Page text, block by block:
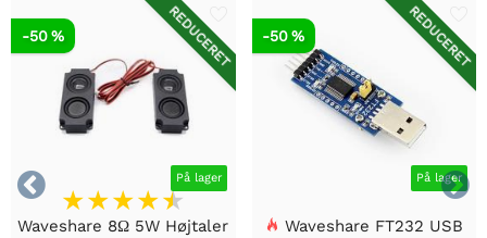


REDUCERET
På lager
-50 %
Waveshare 8Ω 5W Højtaler
REDUCERET
På lager
-50 %
Waveshare FT232 USB